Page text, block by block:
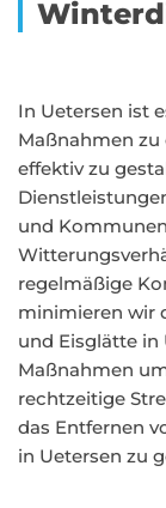
In Uetersen ist
Maßnahmen
effektiv zu
und
regelmäßige
minimieren wir
und Eisglätte in
Maßnahmen
rechtzeitige
das Entfernen
in Uetersen zu